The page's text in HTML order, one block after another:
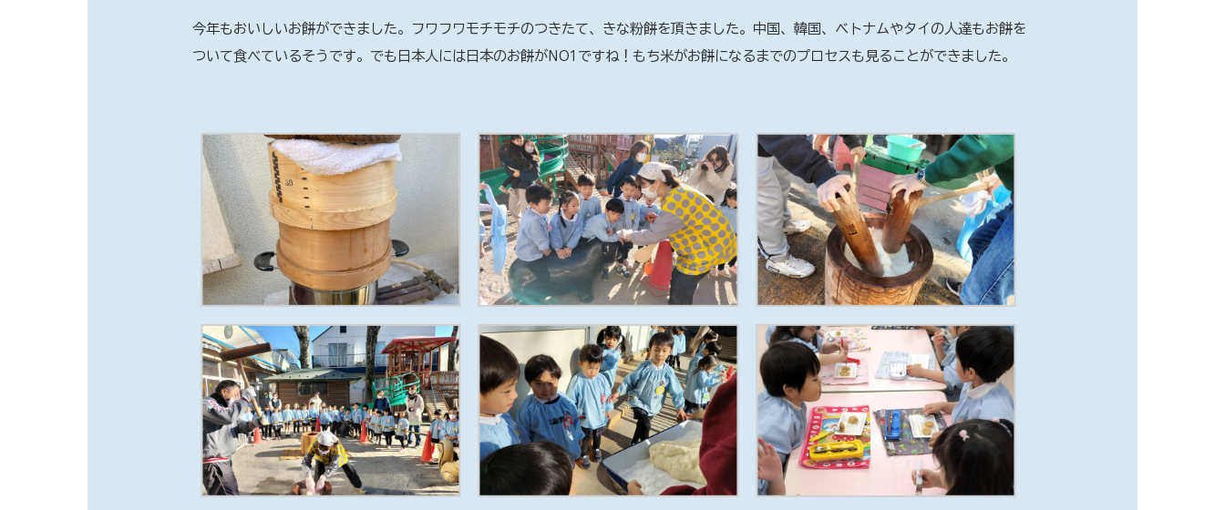
今年もおいしいお餅ができました。フワフワモチモチのつきたて、きな粉餅を頂きました。中国、韓国、ベトナムやタイの人達もお餅を
ついて食べているそうです。でも日本人には日本のお餅がNO1ですね！もち米がお餅になるまでのプロセスも見ることができました。